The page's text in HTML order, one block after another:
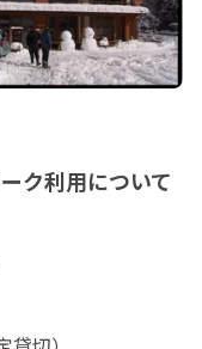
ク利用について